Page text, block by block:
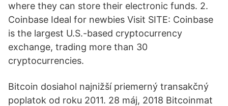
where they can store their electronic funds. 2.
Coinbase Ideal for newbies Visit SITE: Coinbase
is the largest U.S.-based cryptocurrency
exchange, trading more than 30
cryptocurrencies.
Bitcoin dosiahol najnižší priemerný transakčný
poplatok od roku 2011. 28 máj, 2018 Bitcoinmat